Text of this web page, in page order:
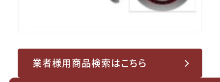
業者様用商品検索はこちら